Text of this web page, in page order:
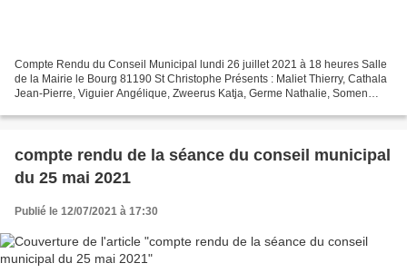
Compte Rendu du Conseil Municipal lundi 26 juillet 2021 à 18 heures Salle
de la Mairie le Bourg 81190 St Christophe Présents : Maliet Thierry, Cathala
Jean-Pierre, Viguier Angélique, Zweerus Katja, Germe Nathalie, Somen
compte rendu de la séance du conseil municipal
du 25 mai 2021
Publié le 12/07/2021 à 17:30